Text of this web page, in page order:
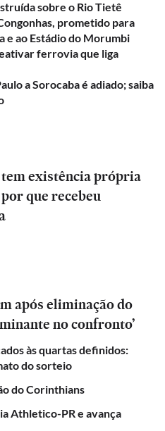
sobre o Rio Tietê
prometido para
e ao Estádio do Morumbi
ferrovia que liga
a Sorocaba é adiado; saiba
existência própria
que recebeu
após eliminação do
no confronto’
às quartas definidos:
do sorteio
do Corinthians
Athletico-PR e avança